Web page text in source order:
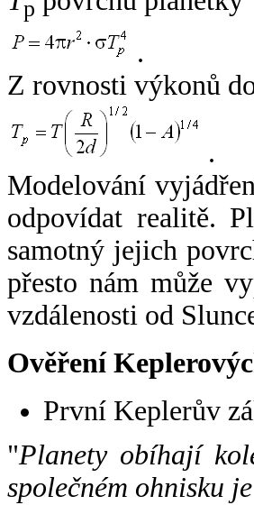
p
.
Z rovnosti výkonů
.
Modelování
odpovídat realitě.
samotný jejich
přesto nám může
vzdálenosti od
Ověření
První Keplerův
"Planety obíhají
společném ohnisku